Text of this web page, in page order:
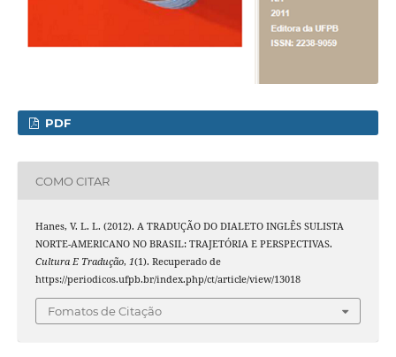
PDF
COMO CITAR
Hanes, V. L. L. (2012). A TRADUÇÃO DO DIALETO INGLÊS SULISTA
NORTE-AMERICANO NO BRASIL: TRAJETÓRIA E PERSPECTIVAS.
Cultura E Tradução, 1(1). Recuperado de
https://periodicos.ufpb.br/index.php/ct/article/view/13018
Fomatos de Citação